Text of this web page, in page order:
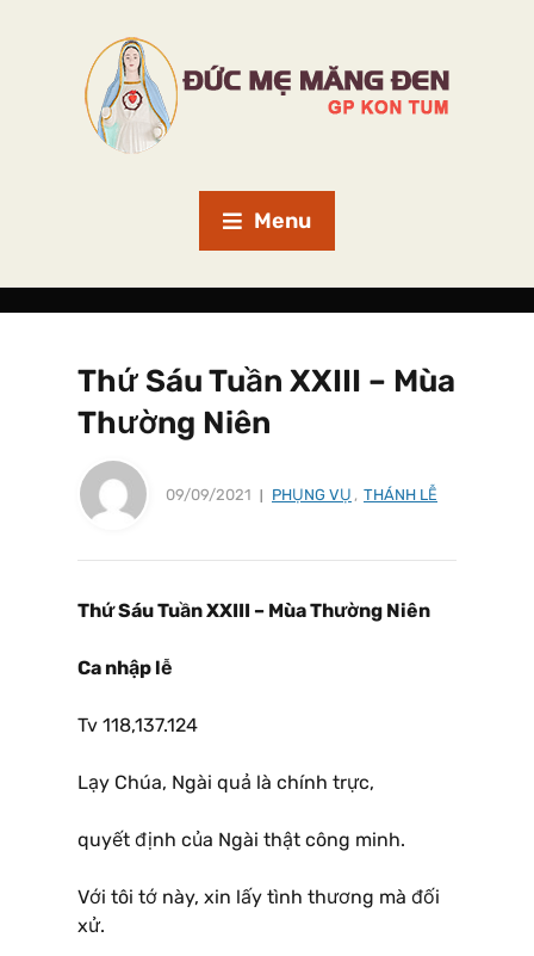
Menu
Thứ Sáu Tuần XXIII – Mùa
Thường Niên
09/09/2021 PHỤNG VỤ , THÁNH LỄ
Thứ Sáu Tuần XXIII – Mùa Thường Niên
Ca nhập lễ
Tv 118,137.124
Lạy Chúa, Ngài quả là chính trực,
quyết định của Ngài thật công minh.
Với tôi tớ này, xin lấy tình thương mà đối
xử.